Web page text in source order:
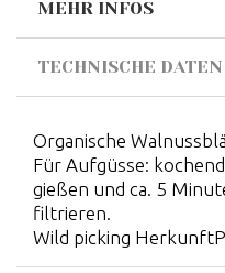
MEHR INFOS
TECHNISCHE DATEN
Organische
Für Aufgüsse:
gießen und ca. 5
filtrieren.
Wild picking